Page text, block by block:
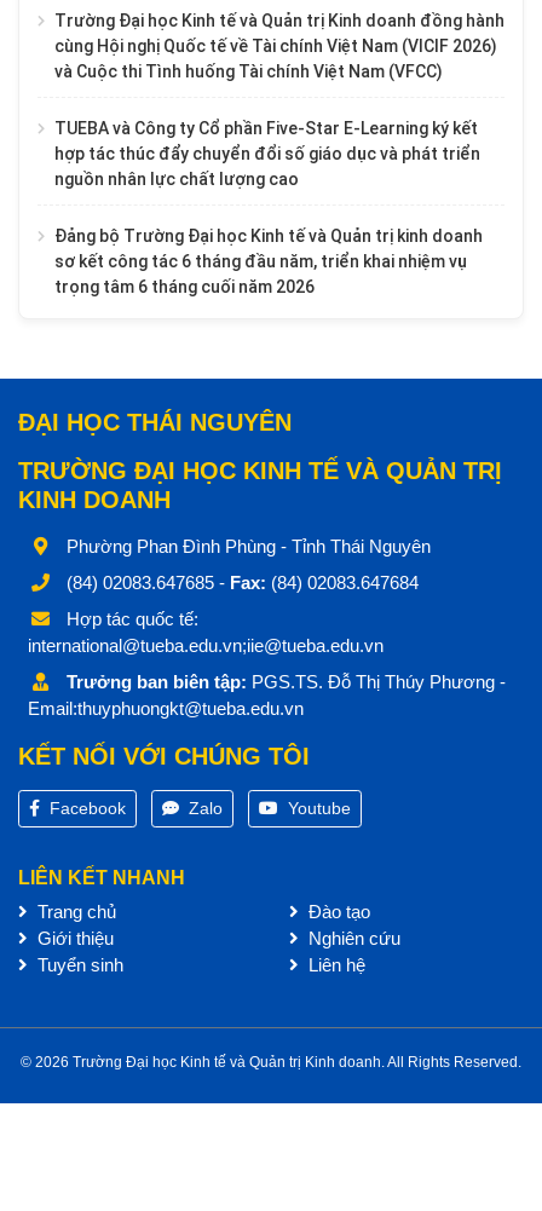
Trường Đại học Kinh tế và Quản trị Kinh doanh đồng hành
cùng Hội nghị Quốc tế về Tài chính Việt Nam (VICIF 2026)
và Cuộc thi Tình huống Tài chính Việt Nam (VFCC)
TUEBA và Công ty Cổ phần Five-Star E-Learning ký kết
hợp tác thúc đẩy chuyển đổi số giáo dục và phát triển
nguồn nhân lực chất lượng cao
Đảng bộ Trường Đại học Kinh tế và Quản trị kinh doanh
sơ kết công tác 6 tháng đầu năm, triển khai nhiệm vụ
trọng tâm 6 tháng cuối năm 2026
ĐẠI HỌC THÁI NGUYÊN
TRƯỜNG ĐẠI HỌC KINH TẾ VÀ QUẢN TRỊ
KINH DOANH
Phường Phan Đình Phùng - Tỉnh Thái Nguyên
(84) 02083.647685 - Fax: (84) 02083.647684
Hợp tác quốc tế:
international@tueba.edu.vn;iie@tueba.edu.vn
Trưởng ban biên tập: PGS.TS. Đỗ Thị Thúy Phương -
Email:thuyphuongkt@tueba.edu.vn
KẾT NỐI VỚI CHÚNG TÔI
Facebook Zalo Youtube
LIÊN KẾT NHANH
Trang chủ
Giới thiệu
Tuyển sinh
Đào tạo
Nghiên cứu
Liên hệ
© 2026 Trường Đại học Kinh tế và Quản trị Kinh doanh. All Rights Reserved.